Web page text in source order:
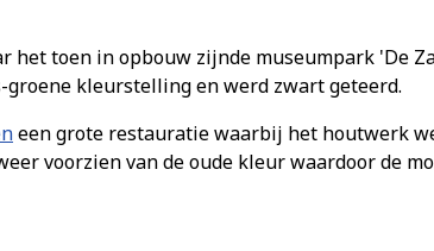
toen in opbouw zijnde museumpark 'De
kleurstelling en werd zwart geteerd.
een grote restauratie waarbij het houtwerk
voorzien van de oude kleur waardoor de